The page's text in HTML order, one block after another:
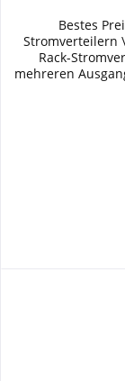
Bestes
Stromverteilern
Rack-
mehreren